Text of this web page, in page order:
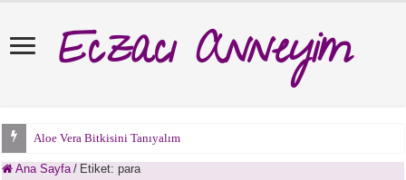
Eczacı Anneyim
Aloe Vera Bitkisini Tanıyalım
Ana Sayfa / Etiket:para